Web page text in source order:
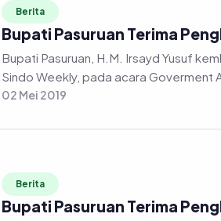
Berita
Bupati Pasuruan Terima
Bupati Pasuruan, H.M. Irsayd Yusuf
Sindo Weekly, pada acara Goverment
02 Mei 2019
Berita
Bupati Pasuruan Terima